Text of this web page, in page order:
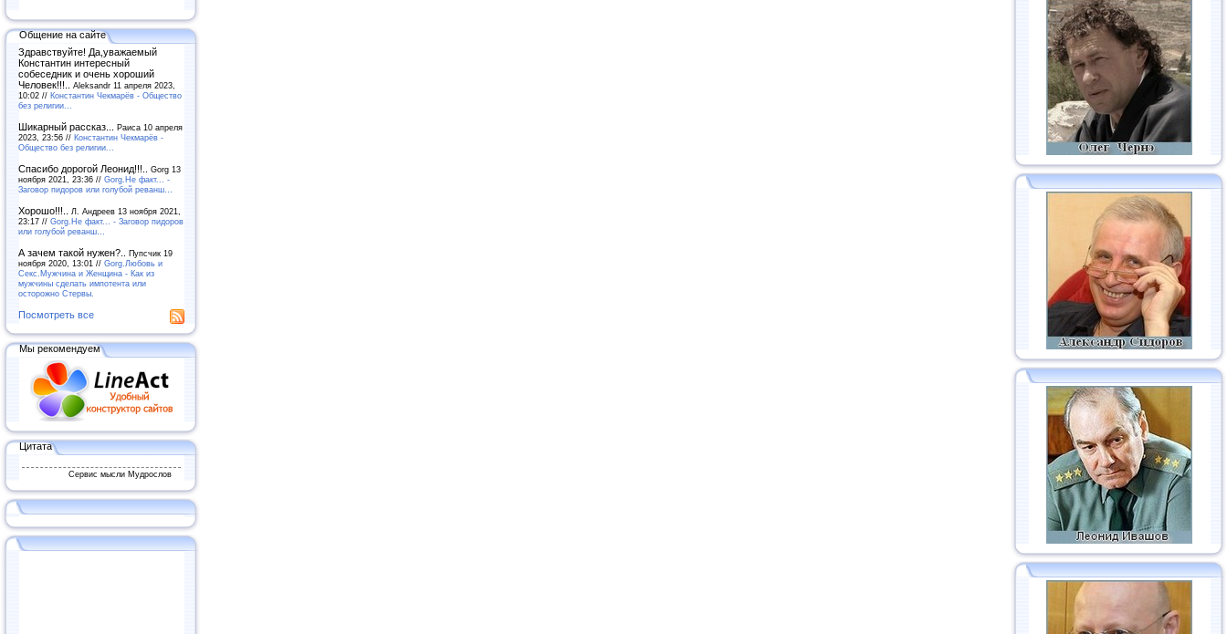
Общение на сайте
Здравствуйте! Да,уважаемый
Константин интересный
собеседник и очень хороший
Человек!!!.. Aleksandr 11 апреля 2023,
10:02 // Константин Чекмарёв - Общество
без религии...
Шикарный рассказ... Раиса 10 апреля
2023, 23:56 // Константин Чекмарёв -
Общество без религии...
Спасибо дорогой Леонид!!!.. Gorg 13
ноября 2021, 23:36 // Gorg.Не факт... -
Заговор пидоров или голубой реванш…
Хорошо!!!..
Л. Андреев 13 ноября 2021,
23:17 // Gorg.Не факт... - Заговор пидоров
или голубой реванш…
А зачем такой нужен?.. Пупсчик 19
ноября 2020, 13:01 // Gorg.Любовь и
Секс.Мужчина и Женщина - Как из
мужчины сделать импотента или
осторожно Стервы.
Посмотреть все
Мы рекомендуем
Цитата
Сервис мысли Мудрослов